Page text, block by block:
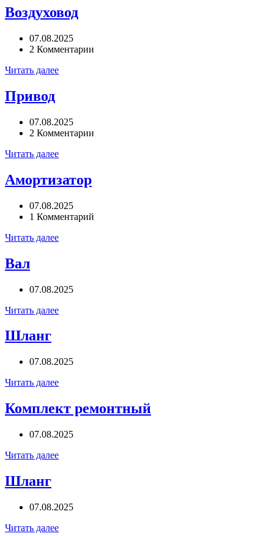
Воздуховод
07.08.2025
2 Комментарии
Читать далее
Привод
07.08.2025
2 Комментарии
Читать далее
Амортизатор
07.08.2025
1 Комментарий
Читать далее
Вал
07.08.2025
Читать далее
Шланг
07.08.2025
Читать далее
Комплект ремонтный
07.08.2025
Читать далее
Шланг
07.08.2025
Читать далее